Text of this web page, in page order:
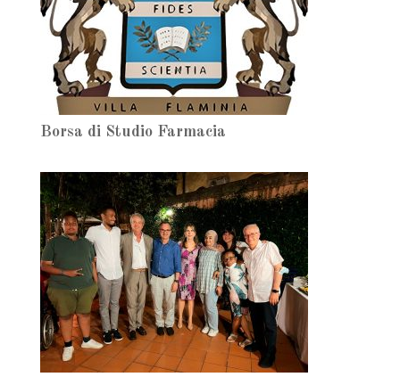
Borsa di Studio Farmacia